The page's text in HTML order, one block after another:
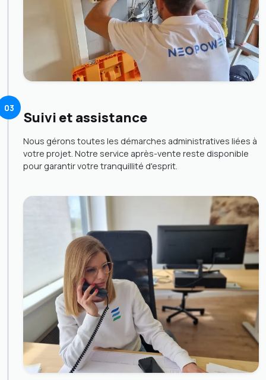
03
Suivi et assistance
Nous gérons toutes les démarches administratives liées à
votre projet. Notre service après-vente reste disponible
pour garantir votre tranquillité d'esprit.